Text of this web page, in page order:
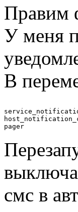
Правим
У меня
В
смс в